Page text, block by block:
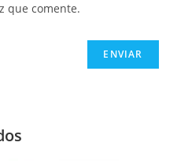
que comente.